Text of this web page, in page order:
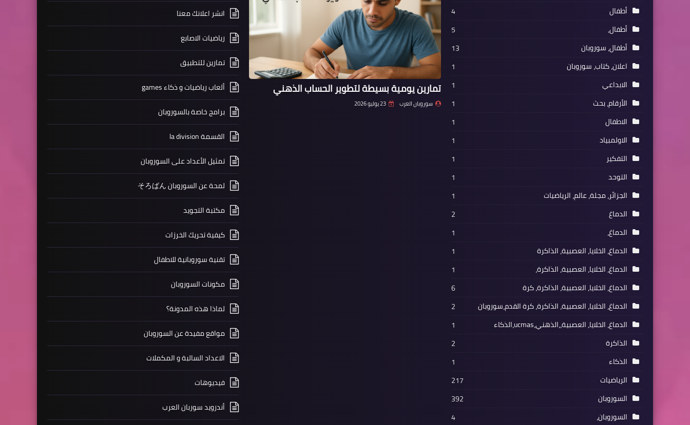
أطفال
4
أطفال،
5
أطفال، سوروبان
13
اعلان، كتاب، سوروبان
1
الابداعي
1
الأرقام، بحث
1
الاطفال
1
الاولمبياد
1
التفكير
1
التوحد
1
الجزائر، مجلة، عالم، الرياضيات
1
الدماغ
2
الدماغ،
1
الدماغ، الخلايا، العصبية، الذاكرة
1
الدماغ، الخلايا، العصبية، الذاكرة،
1
الدماغ، الخلايا، العصبية، الذاكرة، كرة
6
الدماغ، الخلايا، العصبية، الذاكرة، كرة القدم،سوروبان
2
الدماغ، الخلايا، العصبية،،الذهني،ucmas،الذكاء
1
الذاكرة
2
الذكاء
1
الرياضيات
217
السوروبان
392
السوروبان،
4
تمارين يومية بسيطة لتطوير الحساب الذهني
سوروبان العرب 23 يوليو 2026
انشر اعلانك معنا
رياضيات الاصابع
تمارين للتطبيق
ألعاب رياضيات و ذكاء games
برامج خاصة بالسوروبان
القسمة la division
تمثيل الأعداد على السوروبان
لمحة عن السوروبان そろばん
مكتبة التجويد
كيفية تحريك الخرزات
تقنية سوروبانية للاطفال
مكونات السوروبان
لماذا هذه المدونة؟
مواقع مفيدة عن السوروبان
الاعداد السالبة و المكملات
فيديوهات
أندرويد سوربان العرب